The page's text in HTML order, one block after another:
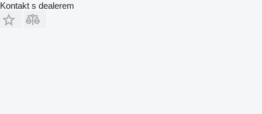
Kontakt s dealerem